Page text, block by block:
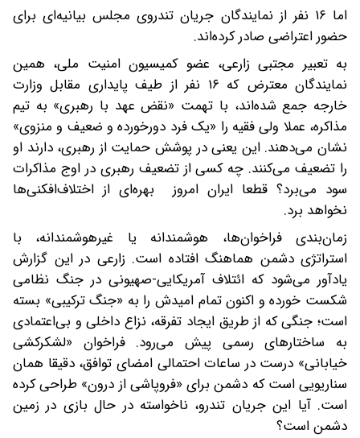
اما ۱۶ نفر از نمایندگان جریان تندروی مجلس بیانیه‌ای برای
حضور اعتراضی صادر کرده‌اند.
به تعبیر مجتبی زارعی، عضو کمیسیون امنیت ملی، همین
نمایندگان معترض که ۱۶ نفر از طیف پایداری مقابل وزارت
خارجه جمع شده‌اند، با تهمت «نقض عهد با رهبری» به تیم
مذاکره، عملا ولی فقیه را «یک فرد دورخورده و ضعیف و منزوی»
نشان می‌دهند. این یعنی در پوشش حمایت از رهبری، دارند او
را تضعیف می‌کنند. چه کسی از تضعیف رهبری در اوج مذاکرات
سود می‌برد؟ قطعا ایران امروز بهره‌ای از اختلاف‌افکنی‌ها
نخواهد برد.
زمان‌بندی فراخوان‌ها، هوشمندانه یا غیرهوشمندانه، با
استراتژی دشمن هماهنگ افتاده است. زارعی در این گزارش
یادآور می‌شود که ائتلاف آمریکایی-صهیونی در جنگ نظامی
شکست خورده و اکنون تمام امیدش را به «جنگ ترکیبی» بسته
است؛ جنگی که از طریق ایجاد تفرقه، نزاع داخلی و بی‌اعتمادی
به ساختارهای رسمی پیش می‌رود. فراخوان «لشکرکشی
خیابانی» درست در ساعات احتمالی امضای توافق، دقیقا همان
سناریویی است که دشمن برای «فروپاشی از درون» طراحی کرده
است. آیا این جریان تندرو، ناخواسته در حال بازی در زمین
دشمن است؟